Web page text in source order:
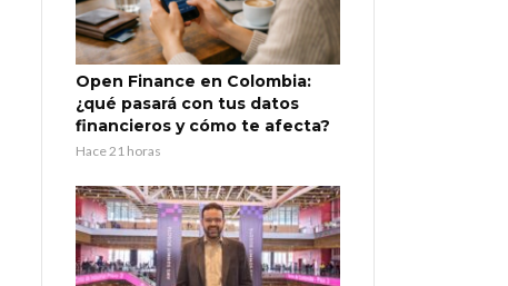
Open Finance en Colombia:
¿qué pasará con tus datos
financieros y cómo te afecta?
Hace 21 horas